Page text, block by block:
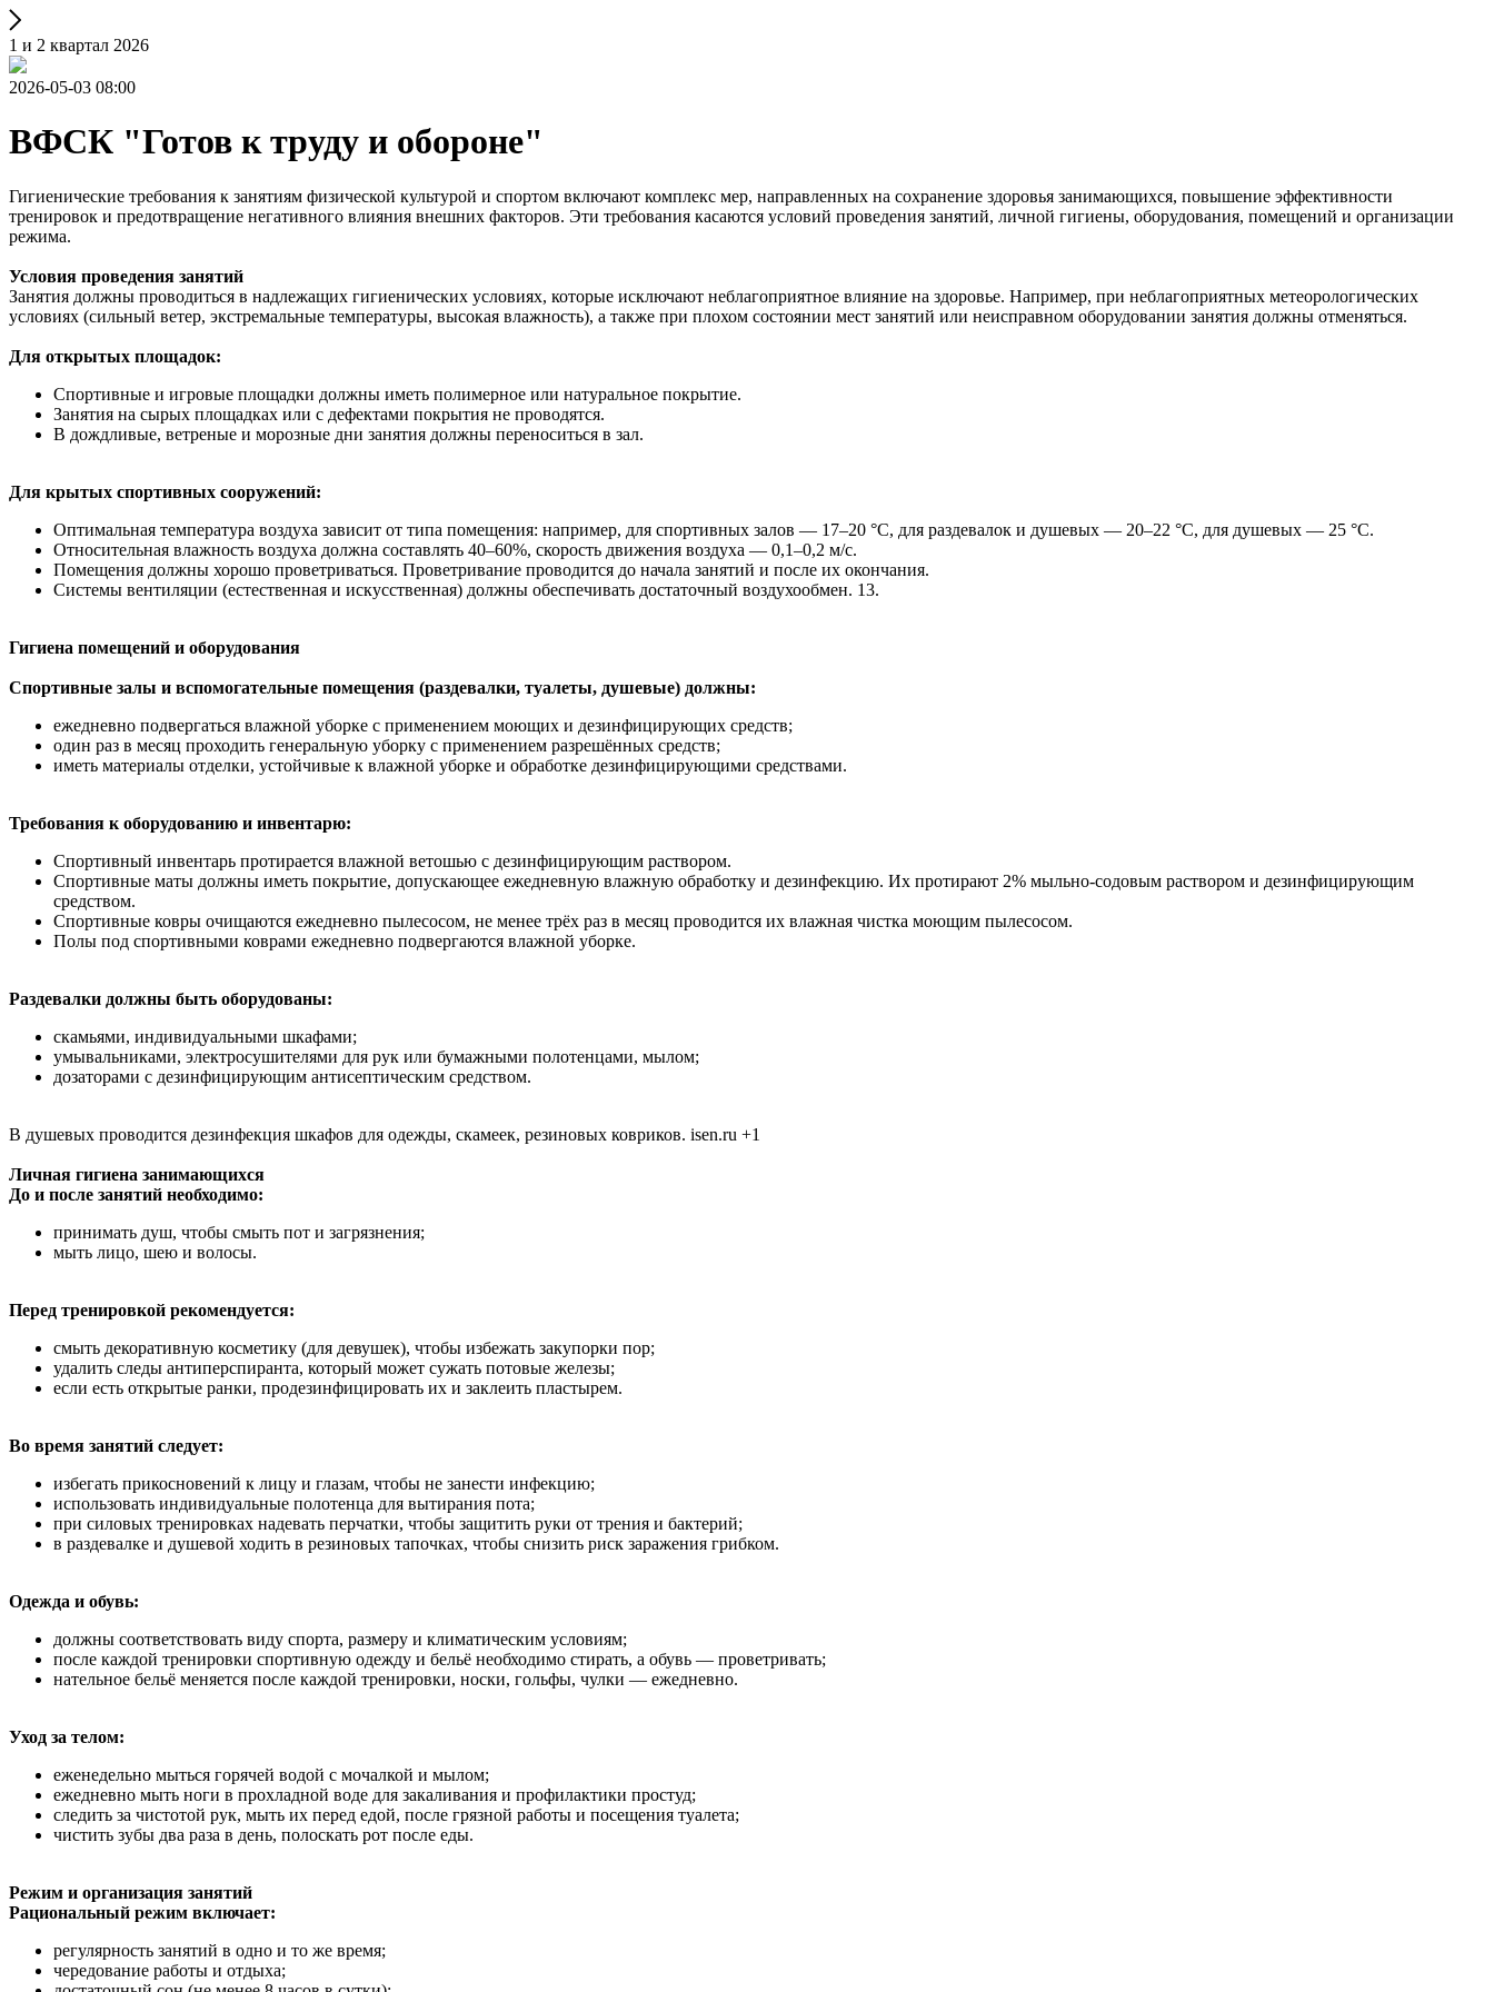
1 и 2 квартал 2026
2026-05-03 08:00
ВФСК "Готов к труду и обороне"
Гигиенические требования к занятиям физической культурой и спортом включают комплекс мер, направленных на сохранение здоровья занимающихся, повышение эффективности
тренировок и предотвращение негативного влияния внешних факторов. Эти требования касаются условий проведения занятий, личной гигиены, оборудования, помещений и организации
режима.
Условия проведения занятий
Занятия должны проводиться в надлежащих гигиенических условиях, которые исключают неблагоприятное влияние на здоровье. Например, при неблагоприятных метеорологических
условиях (сильный ветер, экстремальные температуры, высокая влажность), а также при плохом состоянии мест занятий или неисправном оборудовании занятия должны отменяться.
Для открытых площадок:
Спортивные и игровые площадки должны иметь полимерное или натуральное покрытие.
Занятия на сырых площадках или с дефектами покрытия не проводятся.
В дождливые, ветреные и морозные дни занятия должны переноситься в зал.
Для крытых спортивных сооружений:
Оптимальная температура воздуха зависит от типа помещения: например, для спортивных залов — 17–20 °C, для раздевалок и душевых — 20–22 °C, для душевых — 25 °C.
Относительная влажность воздуха должна составлять 40–60%, скорость движения воздуха — 0,1–0,2 м/с.
Помещения должны хорошо проветриваться. Проветривание проводится до начала занятий и после их окончания.
Системы вентиляции (естественная и искусственная) должны обеспечивать достаточный воздухообмен. 13.
Гигиена помещений и оборудования
Спортивные залы и вспомогательные помещения (раздевалки, туалеты, душевые) должны:
ежедневно подвергаться влажной уборке с применением моющих и дезинфицирующих средств;
один раз в месяц проходить генеральную уборку с применением разрешённых средств;
иметь материалы отделки, устойчивые к влажной уборке и обработке дезинфицирующими средствами.
Требования к оборудованию и инвентарю:
Спортивный инвентарь протирается влажной ветошью с дезинфицирующим раствором.
Спортивные маты должны иметь покрытие, допускающее ежедневную влажную обработку и дезинфекцию. Их протирают 2% мыльно-содовым раствором и дезинфицирующим
средством.
Спортивные ковры очищаются ежедневно пылесосом, не менее трёх раз в месяц проводится их влажная чистка моющим пылесосом.
Полы под спортивными коврами ежедневно подвергаются влажной уборке.
Раздевалки должны быть оборудованы:
скамьями, индивидуальными шкафами;
умывальниками, электросушителями для рук или бумажными полотенцами, мылом;
дозаторами с дезинфицирующим антисептическим средством.
В душевых проводится дезинфекция шкафов для одежды, скамеек, резиновых ковриков. isen.ru +1
Личная гигиена занимающихся
До и после занятий необходимо:
принимать душ, чтобы смыть пот и загрязнения;
мыть лицо, шею и волосы.
Перед тренировкой рекомендуется:
смыть декоративную косметику (для девушек), чтобы избежать закупорки пор;
удалить следы антиперспиранта, который может сужать потовые железы;
если есть открытые ранки, продезинфицировать их и заклеить пластырем.
Во время занятий следует:
избегать прикосновений к лицу и глазам, чтобы не занести инфекцию;
использовать индивидуальные полотенца для вытирания пота;
при силовых тренировках надевать перчатки, чтобы защитить руки от трения и бактерий;
в раздевалке и душевой ходить в резиновых тапочках, чтобы снизить риск заражения грибком.
Одежда и обувь:
должны соответствовать виду спорта, размеру и климатическим условиям;
после каждой тренировки спортивную одежду и бельё необходимо стирать, а обувь — проветривать;
нательное бельё меняется после каждой тренировки, носки, гольфы, чулки — ежедневно.
Уход за телом:
еженедельно мыться горячей водой с мочалкой и мылом;
ежедневно мыть ноги в прохладной воде для закаливания и профилактики простуд;
следить за чистотой рук, мыть их перед едой, после грязной работы и посещения туалета;
чистить зубы два раза в день, полоскать рот после еды.
Режим и организация занятий
Рациональный режим включает:
регулярность занятий в одно и то же время;
чередование работы и отдыха;